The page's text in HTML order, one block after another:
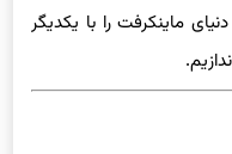
ماینکرفت را با یکدیگر